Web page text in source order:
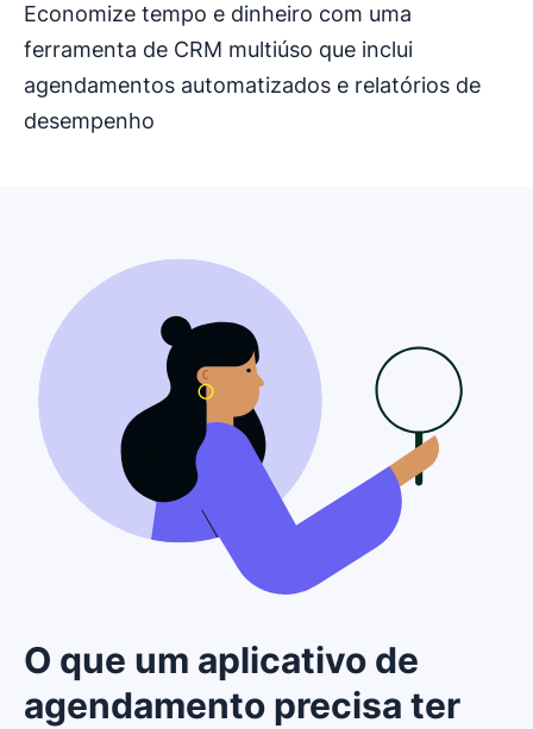
Economize tempo e dinheiro com uma
ferramenta de CRM multiúso que inclui
agendamentos automatizados e relatórios de
desempenho
O que um aplicativo de
agendamento precisa ter